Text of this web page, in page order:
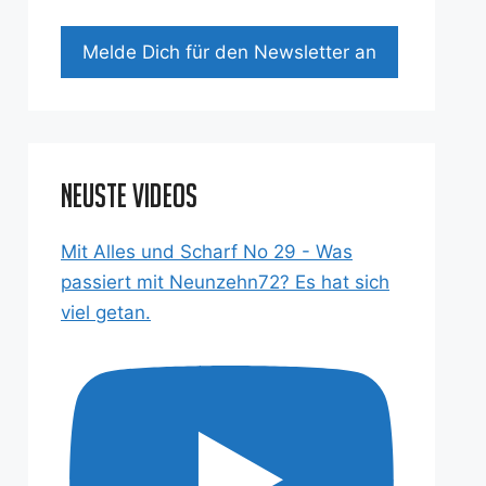
Mel­de Dich für den News­let­ter an
Neuste Videos
Mit Alles und Scharf No 29 - Was
passiert mit Neunzehn72? Es hat sich
viel getan.